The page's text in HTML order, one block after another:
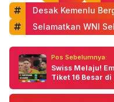
Desak Kemenlu
Selamatkan WNI
Pos Sebelumnya:
Swiss Melaju!
Tiket 16 Besar di